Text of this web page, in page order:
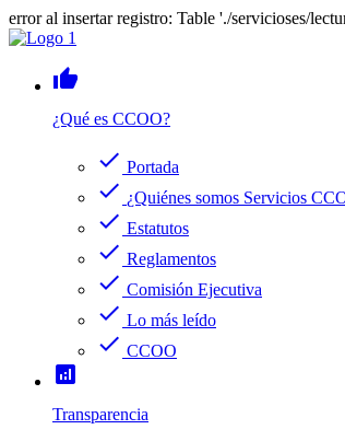
error al insertar registro: Table './servicioses/
thumb_up
¿Qué es CCOO?
check Portada
check ¿Quiénes somos Servicios
check Estatutos
check Reglamentos
check Comisión Ejecutiva
check Lo más leído
check CCOO
analytics
Transparencia